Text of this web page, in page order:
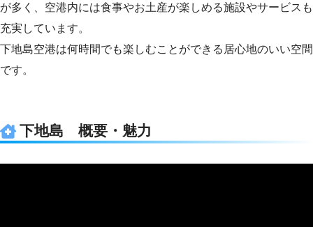
が多く、空港内には食事やお土産が楽しめる施設やサービスも
充実しています。
下地島空港は何時間でも楽しむことができる居心地のいい空間
です。
下地島 概要・魅力